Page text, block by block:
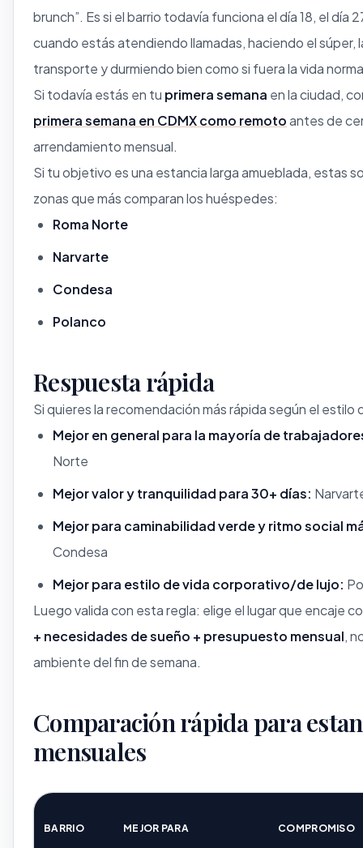
brunch”. Es si el barrio todavía funciona el día 18, el día
cuando estás atendiendo llamadas, haciendo el súper,
transporte y durmiendo bien como si fuera la vida
Si todavía estás en tu primera semana en la ciudad,
primera semana en CDMX como remotoantes de
arrendamiento mensual.
Si tu objetivo es una estancia larga amueblada, estas
zonas que más comparan los huéspedes:
Roma Norte
Narvarte
Condesa
Polanco
Respuesta rápida
Si quieres la recomendación más rápida según el estilo
Mejor en general para la mayoría de
Norte
Mejor valor y tranquilidad para 30+ días:
Mejor para caminabilidad verde y ritmo social
Condesa
Mejor para estilo de vida corporativo/de lujo:
Luego valida con esta regla: elige el lugar que encaje
+ necesidades de sueño + presupuesto mensual,
ambiente del fin de semana.
Comparación rápida para
mensuales
BARRIO MEJOR PARA COMPROMISO